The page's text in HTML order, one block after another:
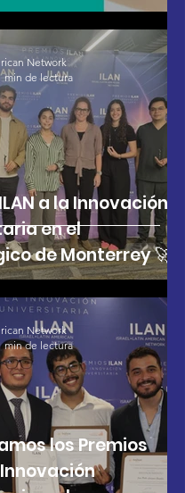
a la Innovación
en el
de Monterrey 🚀
Network
min de lectura
los Premios
Innovación
Network
min de lectura